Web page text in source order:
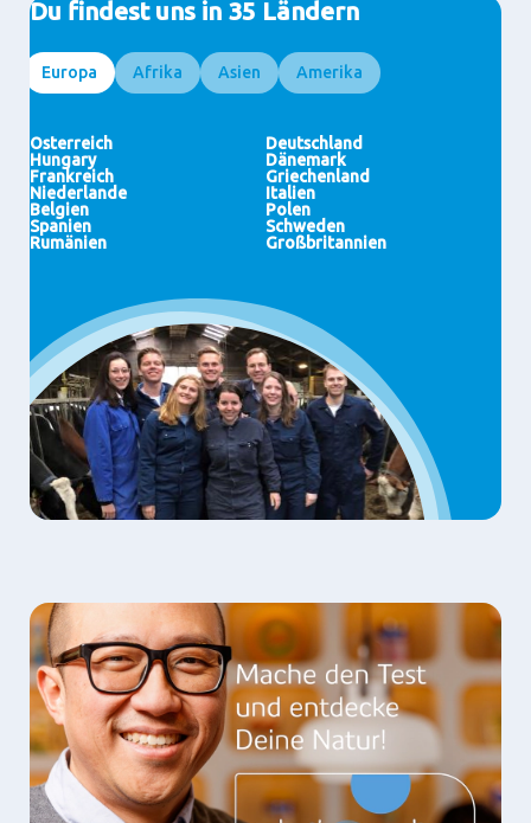
Du findest uns in 35 Ländern
Europa Afrika Asien Amerika
Österreich
Deutschland
Hungary
Dänemark
Frankreich
Griechenland
Niederlande
Italien
Belgien
Polen
Spanien
Schweden
Rumänien
Großbritannien
Nigeria
Malaysia
Indien
Japan
Thailand
Pakistan
Philippinen
Vietnam
China
Saudi Arabien
Singapur
Vereinigte Arabische Emirate
Neuseeland